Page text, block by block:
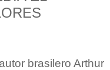
brasilero Arthur